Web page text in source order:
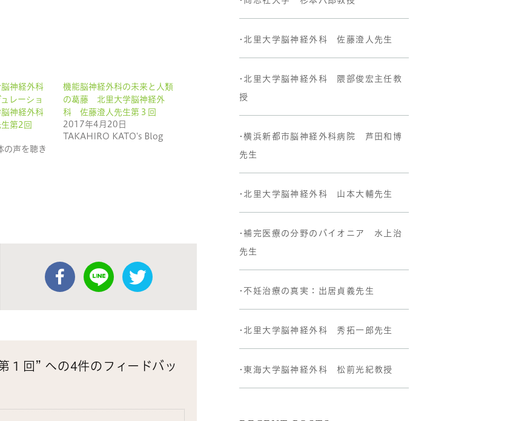
脳神経外科
レーショ
神経外科
第2回
の声を聴き
機能脳神経外科の未来と人類
の葛藤 北里大学脳神経外
科 佐藤澄人先生第３回
2017年4月20日
TAKAHIRO KATO's Blog
１回” への4件のフィードバッ
•北里大学脳神経外科 佐藤澄人先生
•北里大学脳神経外科 隈部俊宏主任教
授
•横浜新都市脳神経外科病院 芦田和博
先生
•北里大学脳神経外科 山本大輔先生
•補完医療の分野のパイオニア 水上治
先生
•不妊治療の真実：出居貞義先生
•北里大学脳神経外科 秀拓一郎先生
•東海大学脳神経外科 松前光紀教授